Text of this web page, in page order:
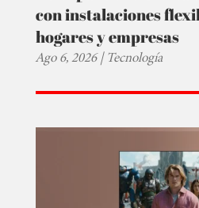
con instalaciones
hogares y empresas
Ago 6, 2026|Tecnología